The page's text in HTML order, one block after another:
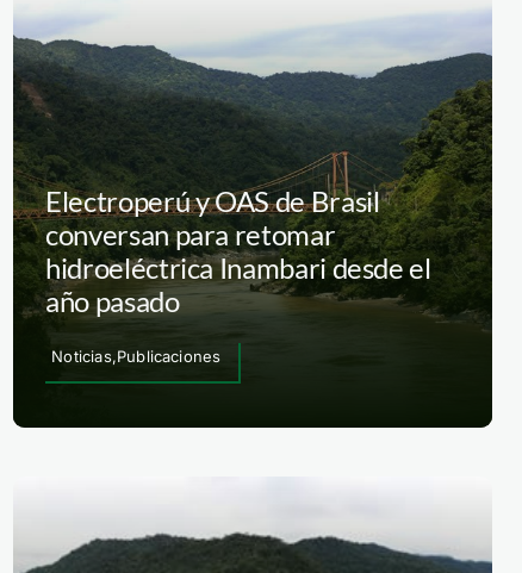
Electroperú y OAS de Brasil
conversan para retomar
hidroeléctrica Inambari desde el
año pasado
Noticias,Publicaciones